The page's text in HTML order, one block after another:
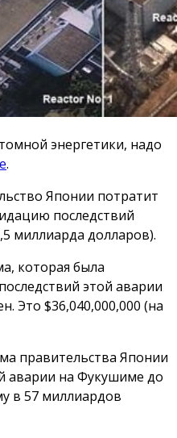
энергетики, надо
.
Японии потратит
последствий
миллиарда долларов).
которая была
этой аварии
Это $36,040,000,000 (на
правительства Японии
аварии на Фукушиме до
в 57 миллиардов